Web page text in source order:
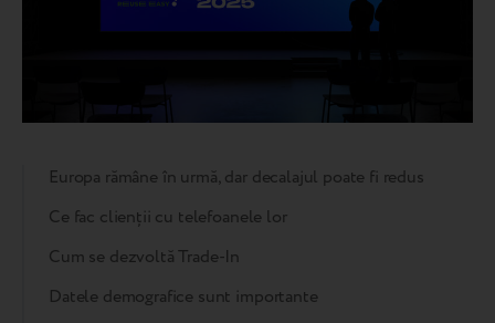
Europa rămâne în urmă, dar decalajul poate fi redus
Ce fac clienții cu telefoanele lor
Cum se dezvoltă Trade-In
Datele demografice sunt importante